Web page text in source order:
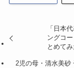
「日本
ングコ
とめてみ
2児の母・清水美砂